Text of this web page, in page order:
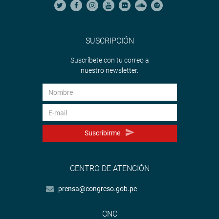
SUSCRIPCIÓN
Suscríbete con tu correo a
nuestro newsletter.
Suscribirme
CENTRO DE ATENCIÓN
prensa@congreso.gob.pe
CNC